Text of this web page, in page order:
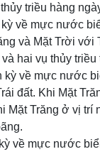
triều hàng
về mực nước
và Mặt Trời
hai vụ thủy triều
về mực nước
đất. Khi Mặt
Mặt Trăng ở vị
về mực nước